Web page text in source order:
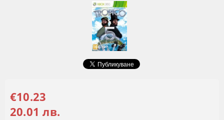
€10.23
20.01 лв.